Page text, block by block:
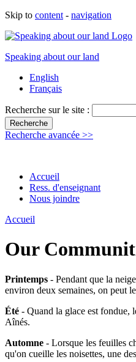
Skip to content - navigation
Speaking about our land
English
Français
Recherche sur le site :
Recherche avancée >>
Accueil
Ress. d'enseignant
Nous joindre
Accueil
Our
Printemps - Pendant que la
environ deux semaines, on peut
Été - Quand la glace est fondue,
Aînés.
Automne - Lorsque les feuilles
qu'on cueille les noisettes, une